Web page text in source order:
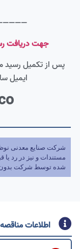
جهت دریافت
پس از تکمیل رسید
ایمیل
شرکت صنایع معدنی
مستندات و نیز در رد یا
شده توسط شرکت بدون
اطلاعات مناقصه